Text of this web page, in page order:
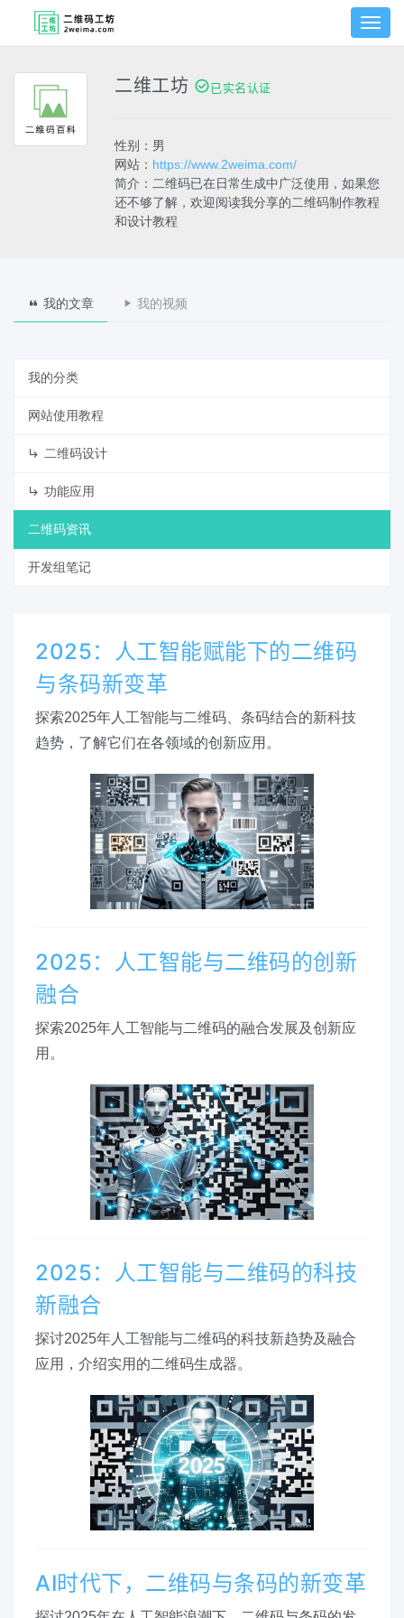
切
二维工坊 已实名认证
性别：男
网站： https://www.2weima.com/
简介：二维码已在日常生成中广泛使用，如果您
还不够了解，欢迎阅读我分享的二维码制作教程
和设计教程
我的文章 我的视频
我的分类
网站使用教程
二维码设计
功能应用
二维码资讯
开发组笔记
2025：人工智能赋能下的二维码
与条码新变革
探索2025年人工智能与二维码、条码结合的新科技
趋势，了解它们在各领域的创新应用。
2025：人工智能与二维码的创新
融合
探索2025年人工智能与二维码的融合发展及创新应
用。
2025：人工智能与二维码的科技
新融合
探讨2025年人工智能与二维码的科技新趋势及融合
应用，介绍实用的二维码生成器。
AI时代下，二维码与条码的新变革